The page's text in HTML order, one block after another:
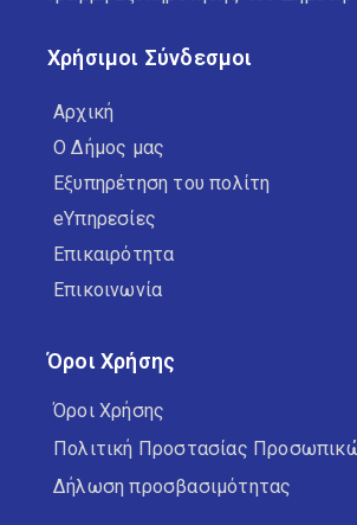
Χρήσιμοι Σύνδεσμοι
Αρχική
Ο Δήμος μας
Εξυπηρέτηση του πολίτη
eΥπηρεσίες
Επικαιρότητα
Επικοινωνία
Όροι Χρήσης
Όροι Χρήσης
Πολιτική Προστασίας
Δήλωση προσβασιμότητας